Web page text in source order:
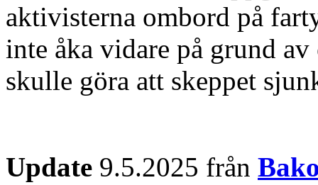
aktivisterna ombord på
inte åka vidare på grund
skulle göra att skeppet
Update 9.5.2025 från